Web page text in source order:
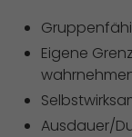
Eigene
Ausdauer/